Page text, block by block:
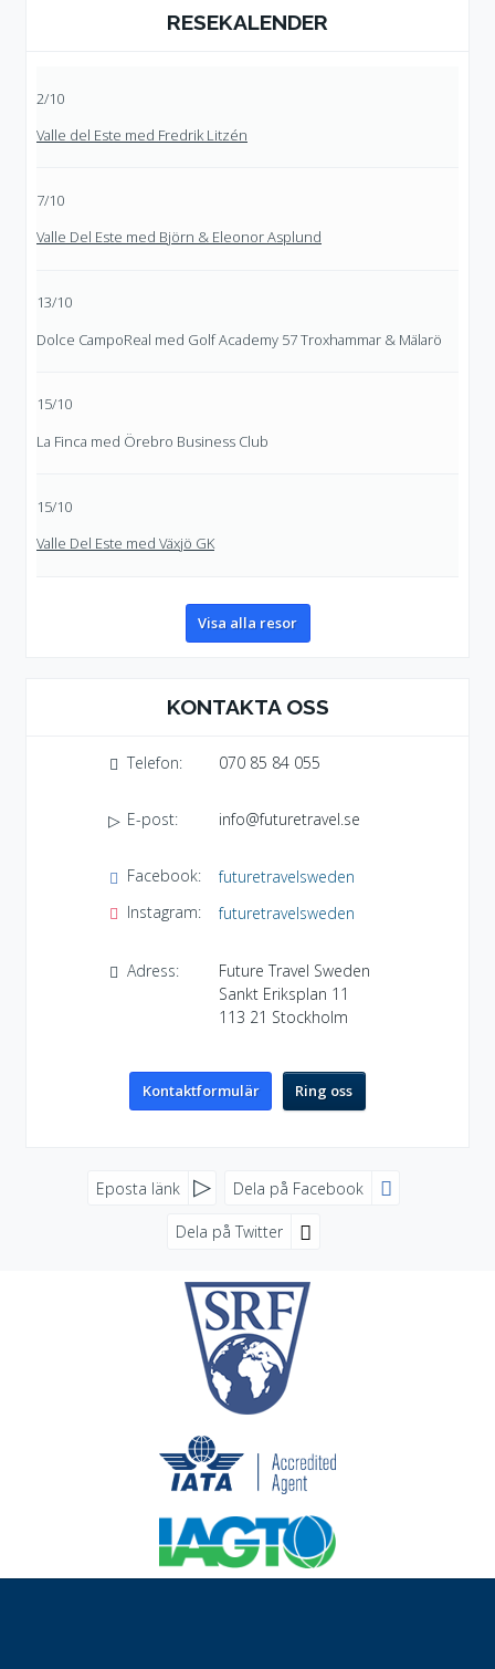
RESEKALENDER
2/10
Valle del Este med Fredrik Litzén
7/10
Valle Del Este med Björn & Eleonor Asplund
13/10
Dolce CampoReal med Golf Academy 57 Troxhammar & Mälarö
15/10
La Finca med Örebro Business Club
15/10
Valle Del Este med Växjö GK
Visa alla resor
KONTAKTA OSS
Telefon: 070 85 84 055
E-post: info@futuretravel.se
Facebook:
futuretravelsweden
Instagram:
futuretravelsweden
Adress:
Future Travel Sweden
Sankt Eriksplan 11
113 21 Stockholm
Kontaktformulär Ring oss
FACEBOOK
Eposta länk Dela på Facebook
Dela på Twitter
SOCIALA MEDIER
NYHETSBREV
Jag samtycker till dataskyddspolicyn.
Läs vår dataskyddspolicy här »